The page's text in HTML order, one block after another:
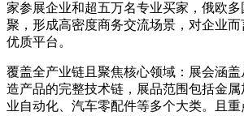
家参展企业和超五万名专业买家，俄欧
聚，形成高密度商务交流场景，对企业
优质平台。
覆盖全产业链且聚焦核心领域：展会涵盖
造产品的完整技术链，展品范围包括金
业自动化、汽车零配件等多个大类。且